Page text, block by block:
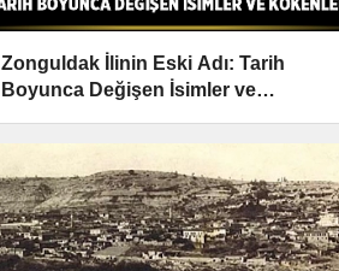
Zonguldak İlinin Eski Adı: Tarih
Boyunca Değişen İsimler ve